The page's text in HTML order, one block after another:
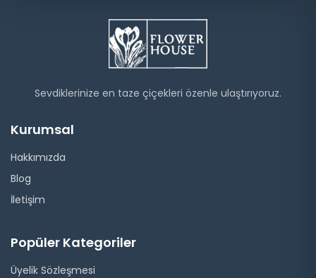
Sevdiklerinize en taze çiçekleri özenle ulaştırıyoruz.
Kurumsal
Hakkımızda
Blog
İletişim
Popüler Kategoriler
Üyelik Sözleşmesi